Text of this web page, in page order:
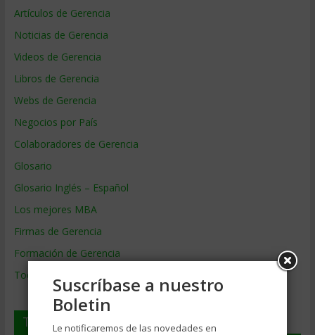
Artículos de Gerencia
Noticias de Gerencia
Videos de Gerencia
Libros de Gerencia
Webs de Gerencia
Negocios por País
Colaboradores de Gerencia
Glosario
Glosario Inglés – Español
Los mejores MBA
Firmas de Gerencia
Formación de Gerencia
Todos los Temas
Temas de Gerencia
Suscríbase a nuestro
Boletin
Le notificaremos de las novedades en